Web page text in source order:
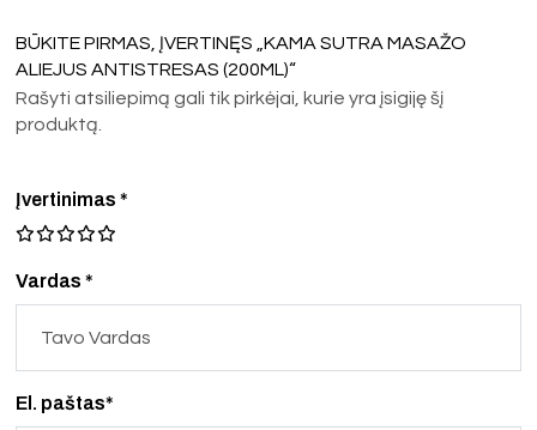
BŪKITE PIRMAS, ĮVERTINĘS „KAMA SUTRA MASAŽO
ALIEJUS ANTISTRESAS (200ML)“
Rašyti atsiliepimą gali tik pirkėjai, kurie yra įsigiję šį
produktą.
Vardas *
El. paštas*
Įvertinimas*